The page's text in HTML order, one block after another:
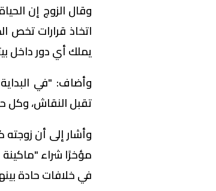
وقال الزوج إن
اتخاذ قرارات تخص
يملك أي دور داخل
وأضاف: "في
تقبل النقاش، وكل
وأشار إلى أن
مؤخرًا شراء
في خلافات حادة